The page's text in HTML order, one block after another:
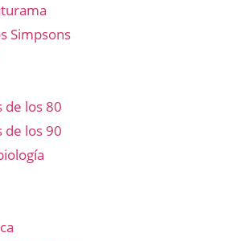
Simpsons
de los 80
de los 90